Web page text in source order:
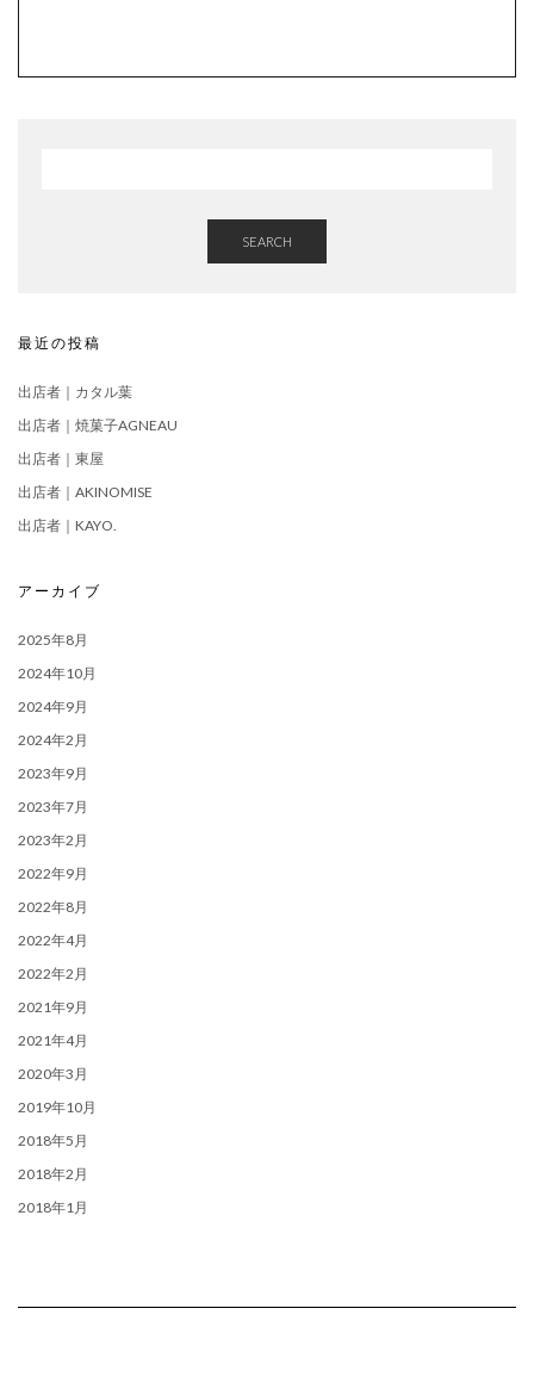
SEARCH
最近の投稿
出店者｜カタル葉
出店者｜焼菓子AGNEAU
出店者｜東屋
出店者｜AKINOMISE
出店者｜KAYO.
アーカイブ
2025年8月
2024年10月
2024年9月
2024年2月
2023年9月
2023年7月
2023年2月
2022年9月
2022年8月
2022年4月
2022年2月
2021年9月
2021年4月
2020年3月
2019年10月
2018年5月
2018年2月
2018年1月